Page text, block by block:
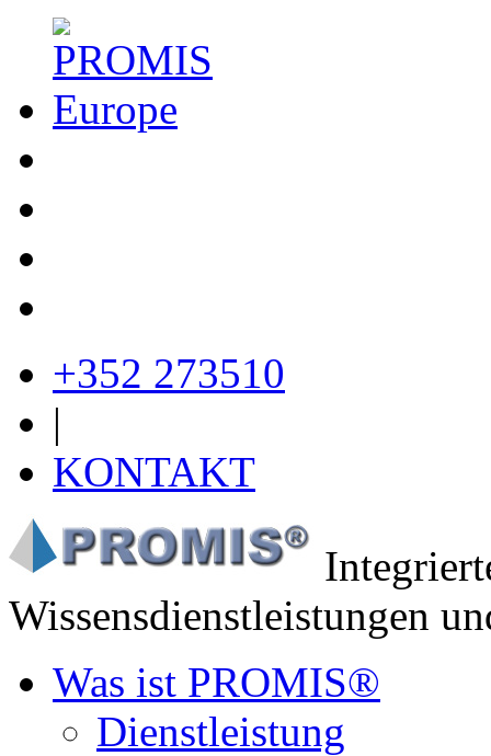
+352 273510
|
KONTAKT
Wissensdienstleistungen
Was ist PROMIS®
Dienstleistung